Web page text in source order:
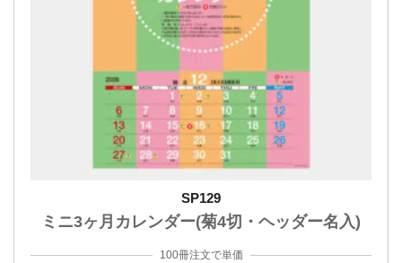
SP129
ミニ3ヶ月カレンダー(菊4切・ヘッダー名入)
100冊注文で単価